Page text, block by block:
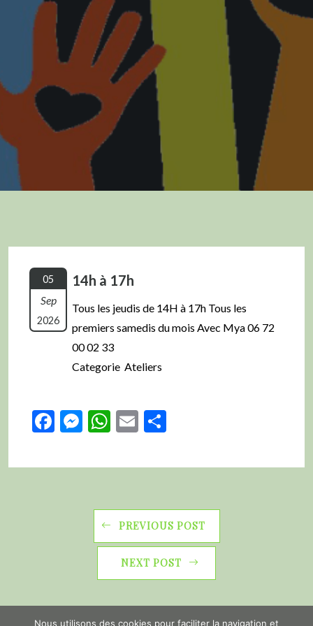
05
Sep
2026
14h à 17h
Tous les jeudis de 14H à 17h Tous les
premiers samedis du mois Avec Mya 06 72
00 02 33
Categorie Ateliers
Facebook
Messenger
WhatsApp
Email
PREVIOUS POST
NEXT POST
Nous utilisons des cookies pour faciliter la navigation et